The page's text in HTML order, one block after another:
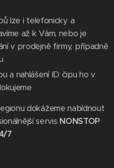
lze i telefonicky a
až k Vám, nebo je
v prodejně firmy, případně
a nahlášení ID čipu ho v
dokážeme nabídnout
servis NONSTOP
7